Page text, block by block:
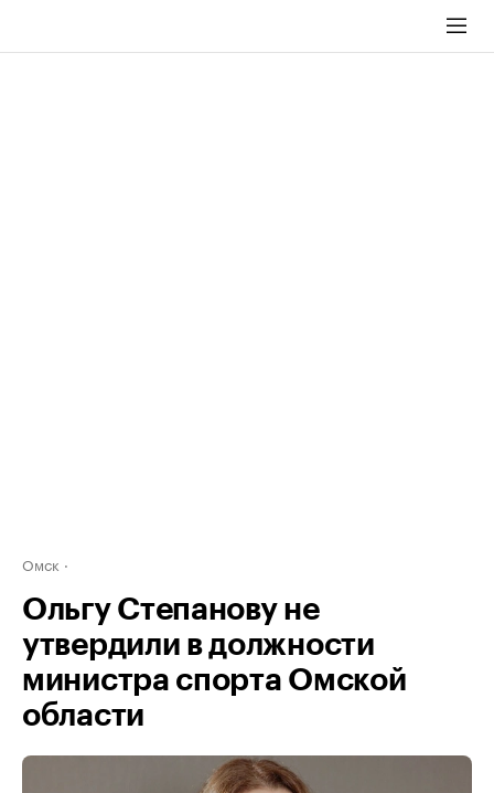
Омск
Ольгу Степанову не
утвердили в должности
министра спорта Омской
области